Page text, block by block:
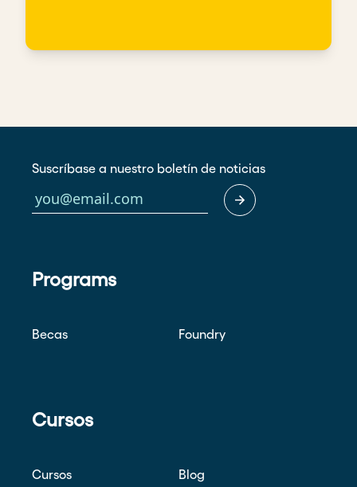
Suscríbase a nuestro boletín de noticias
Programs
Becas Foundry
Cursos
Cursos Blog